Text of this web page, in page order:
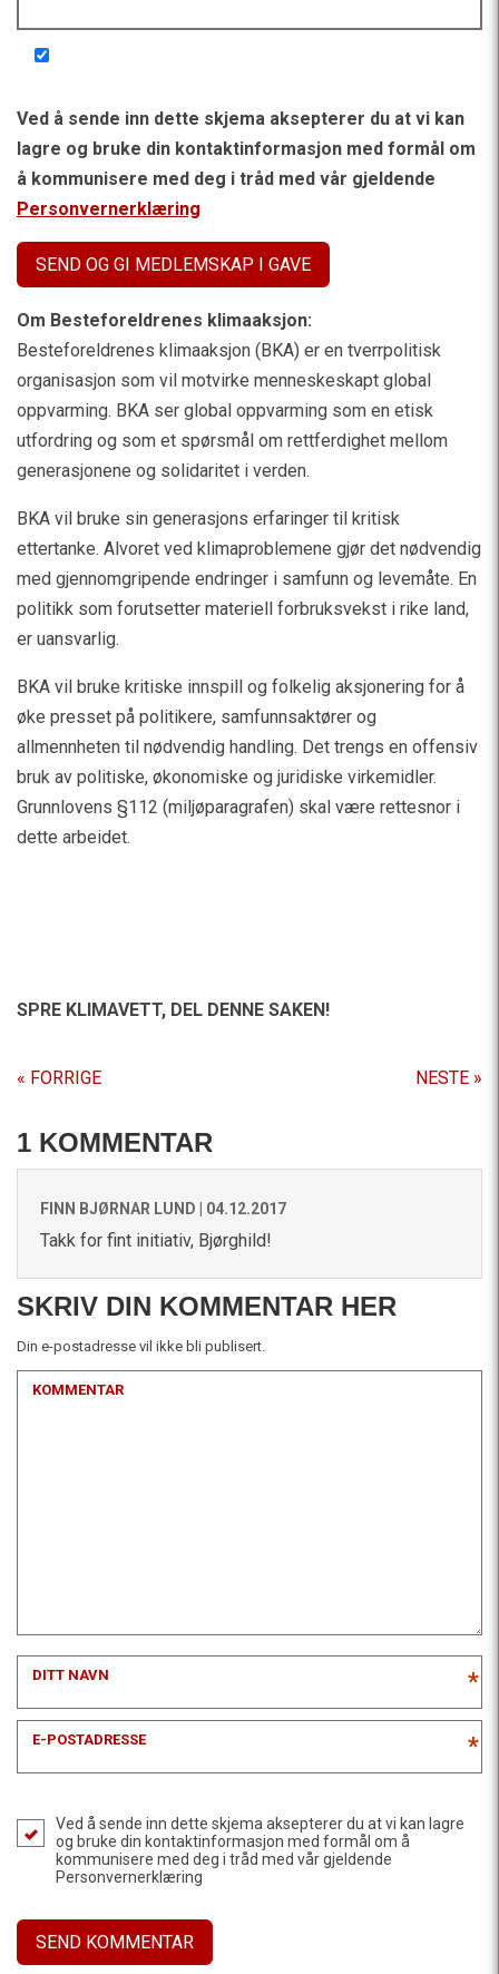
Ved å sende inn dette skjema aksepterer du at vi kan
lagre og bruke din kontaktinformasjon med formål om
å kommunisere med deg i tråd med vår gjeldende
Personvernerklæring
Om Besteforeldrenes klimaaksjon:
Besteforeldrenes klimaaksjon (BKA) er en tverrpolitisk
organisasjon som vil motvirke menneskeskapt global
oppvarming. BKA ser global oppvarming som en etisk
utfordring og som et spørsmål om rettferdighet mellom
generasjonene og solidaritet i verden.
BKA vil bruke sin generasjons erfaringer til kritisk
ettertanke. Alvoret ved klimaproblemene gjør det nødvendig
med gjennomgripende endringer i samfunn og levemåte. En
politikk som forutsetter materiell forbruksvekst i rike land,
er uansvarlig.
BKA vil bruke kritiske innspill og folkelig aksjonering for å
øke presset på politikere, samfunnsaktører og
allmennheten til nødvendig handling. Det trengs en offensiv
bruk av politiske, økonomiske og juridiske virkemidler.
Grunnlovens §112 (miljøparagrafen) skal være rettesnor i
dette arbeidet.
SPRE KLIMAVETT, DEL DENNE SAKEN!
« FORRIGE NESTE »
1 KOMMENTAR
FINN BJØRNAR LUND | 04.12.2017
Takk for fint initiativ, Bjørghild!
SKRIV DIN KOMMENTAR HER
Din e-postadresse vil ikke bli publisert.
KOMMENTAR
DITT NAVN *
E-POSTADRESSE *
Ved å sende inn dette skjema aksepterer du at vi kan lagre
og bruke din kontaktinformasjon med formål om å
kommunisere med deg i tråd med vår gjeldende
Personvernerklæring